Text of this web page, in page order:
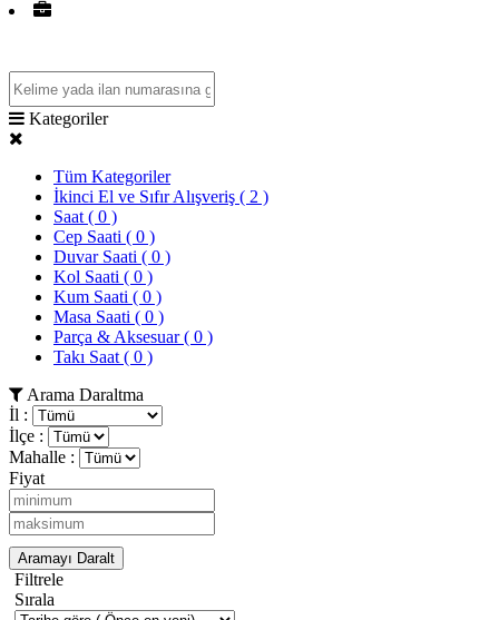
Kategoriler
Tüm Kategoriler
İkinci El ve Sıfır Alışveriş ( 2 )
Saat ( 0 )
Cep Saati ( 0 )
Duvar Saati ( 0 )
Kol Saati ( 0 )
Kum Saati ( 0 )
Masa Saati ( 0 )
Parça & Aksesuar( 0 )
Takı Saat ( 0 )
Arama Daraltma
İl :
İlçe :
Mahalle :
Fiyat
Aramayı Daralt
Filtrele
Sırala